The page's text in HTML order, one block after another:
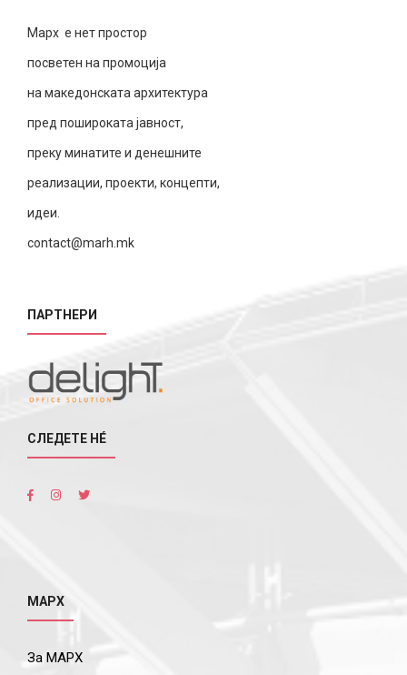
Марх е нет простор
посветен на промоција
на македонската архитектура
пред пошироката јавност,
преку минатите и денешните
реализации, проекти, концепти,
идеи.
contact@marh.mk
ПАРТНЕРИ
СЛЕДЕТЕ НÉ
МАРХ
За МАРХ